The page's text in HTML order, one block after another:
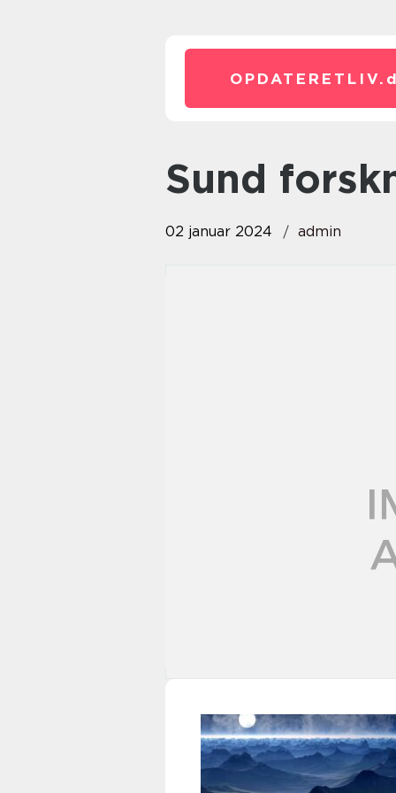
OPDATERETLIV.
sund
02 januar 2024 admin